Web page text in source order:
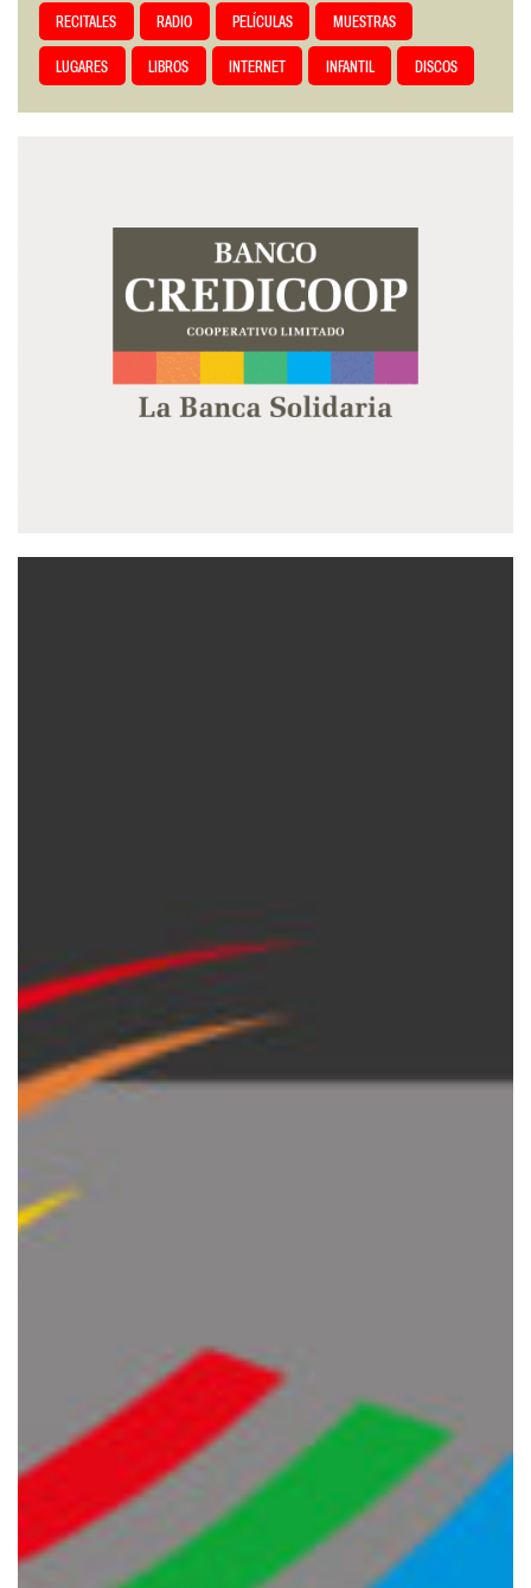
RECITALES RADIO PELÍCULAS MUESTRAS
LUGARES LIBROS INTERNET INFANTIL DISCOS